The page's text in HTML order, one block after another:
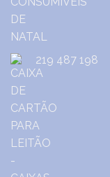
219 487 198